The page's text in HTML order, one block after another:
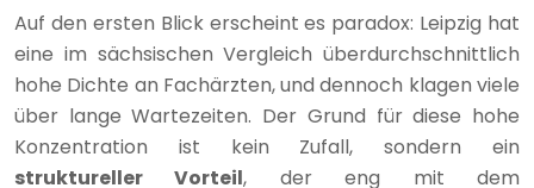
Auf den ersten Blick erscheint es paradox: Leipzig hat
eine im sächsischen Vergleich überdurchschnittlich
hohe Dichte an Fachärzten, und dennoch klagen viele
über lange Wartezeiten. Der Grund für diese hohe
Konzentration ist kein Zufall, sondern ein
struktureller Vorteil, der eng mit dem